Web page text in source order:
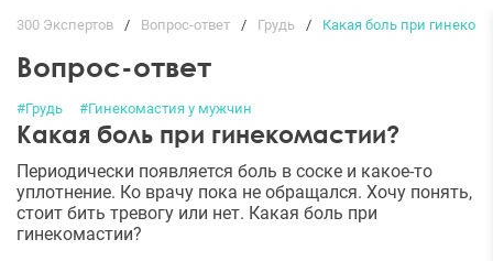
300 Экспертов Вопрос-ответ Грудь Какая боль при
Вопрос-ответ
#Грудь #Гинекомастия у мужчин
Какая боль при гинекомастии?
Периодически появляется боль в соске и какое-то
уплотнение. Ко врачу пока не обращался. Хочу понять,
стоит бить тревогу или нет. Какая боль при
гинекомастии?